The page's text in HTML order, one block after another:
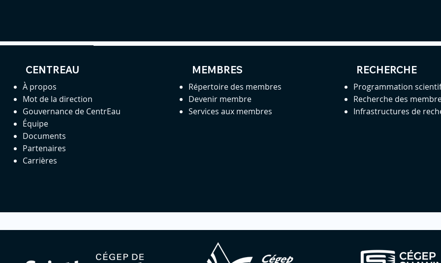
CENTREAU
À propos
Mot de la direction
Gouvernance de CentrEau
Équipe
Documents
Partenaires
Carrières
MEMBRES
Répertoire des membres
Devenir membre
Services aux membres
RECHERCHE
Programmation
Recherche des
Infrastructures de